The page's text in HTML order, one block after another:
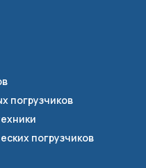
погрузчиков
погрузчиков